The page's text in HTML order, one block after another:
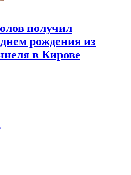
получил
рождения из
в Кирове